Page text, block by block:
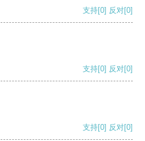
支持[0] 反对[0]
支持[0] 反对[0]
支持[0] 反对[0]